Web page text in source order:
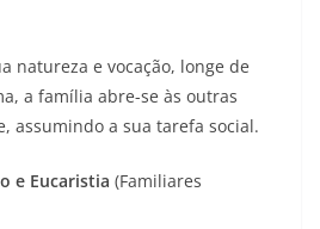
natureza e vocação, longe de
a família abre-se às outras
assumindo a sua tarefa social.
e Eucaristia (Familiares